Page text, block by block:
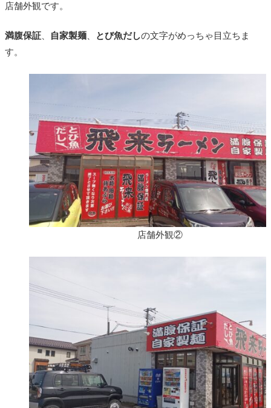
店舗外観です。
満腹保証 自家製麺 とび魚だしの文字がめっちゃ目立ちま
す。
店舗外観②